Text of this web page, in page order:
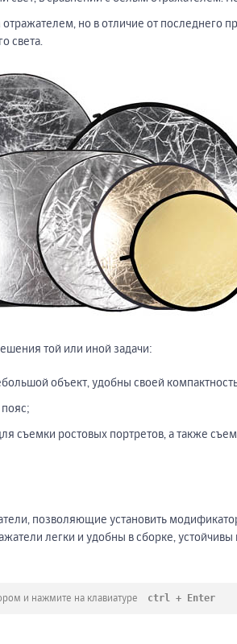
но в отличие от последнего
света.
той или иной задачи:
объект, удобны своей
съемки ростовых портретов, а также
позволяющие установить
легки и удобны в сборке, устойчивы
и нажмите на клавиатуре ctrl + Enter